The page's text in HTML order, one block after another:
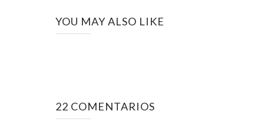
YOU MAY ALSO LIKE
22 COMENTARIOS